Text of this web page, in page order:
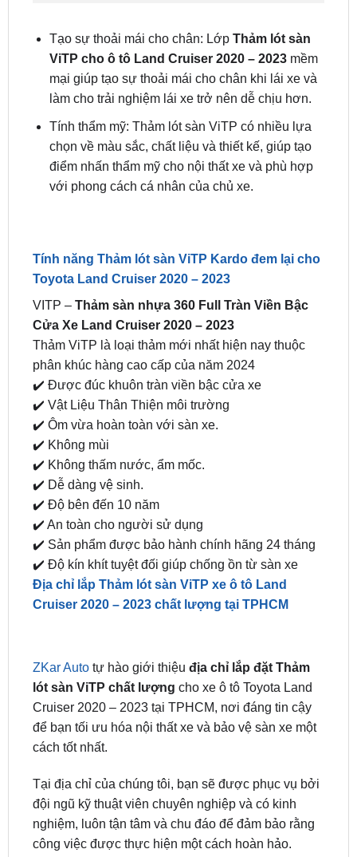
Thảm Lót Sàn ViTP Cho Ô Tô Toyota Land Cruiser
2020 – 2023
Tạo sự thoải mái cho chân: LớpThảm lót sàn
ViTP cho ô tô Land Cruiser 2020 – 2023mềm
mại giúp tạo sự thoải mái cho chân khi lái xe và
làm cho trải nghiệm lái xe trở nên dễ chịu hơn.
Tính thẩm mỹ: Thảm lót sàn ViTP có nhiều lựa
với phong cách cá nhân của chủ xe.
Tính năng Thảm lót sàn ViTP Kardo đem lại cho
Toyota Land Cruiser 2020 – 2023
VITP –Thảm sàn nhựa 360 Full Tràn Viền Bậc
Cửa Xe Land Cruiser 2020 – 2023
Thảm ViTP là loại thảm mới nhất hiện nay thuộc
phân khúc hàng cao cấp của năm 2024
✔️ Được đúc khuôn tràn viền bậc cửa xe
✔️ Vật Liệu Thân Thiện môi trường
✔️ Ôm vừa hoàn toàn với sàn xe.
✔️ Không mùi
✔️ Không thấm nước, ẩm mốc.
✔️ Dễ dàng vệ sinh.
✔️ Độ bên đến 10 năm
✔️ An toàn cho người sử dụng
✔️ Sản phẩm được bảo hành chính hãng 24 tháng
Cruiser 2020 – 2023 chất lượng tại TPHCM
ZKar Auto tự hào giới thiệuđịa chỉ lắp đặt Thảm
lót sàn ViTP chất lượng
để bạn tối ưu hóa nội thất xe và bảo vệ sàn xe một
cách tốt nhất.
Tại địa chỉ của chúng tôi, bạn sẽ được phục vụ bởi